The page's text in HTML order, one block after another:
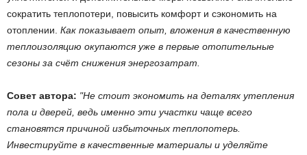
сократить теплопотери, повысить комфорт и сэкономить на
отоплении. Как показывает опыт, вложения в качественную
теплоизоляцию окупаются уже в первые отопительные
сезоны за счёт снижения энергозатрат.
Совет автора:
Не стоит экономить на деталях утепления
пола и дверей, ведь именно эти участки чаще всего
становятся причиной избыточных теплопотерь.
Инвестируйте в качественные материалы и уделяйте